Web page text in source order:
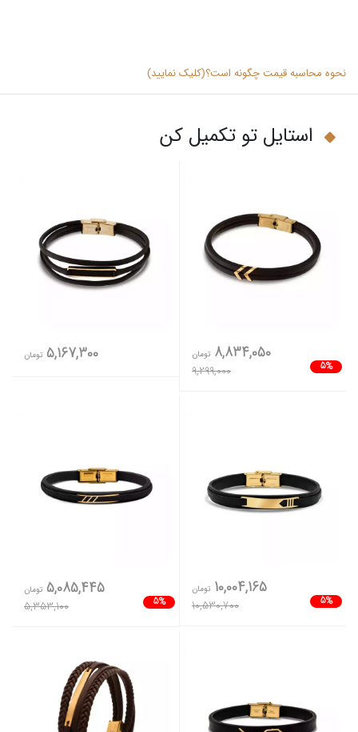
نحوه محاسبه قیمت چگونه است؟(کلیک نمایید)
استایل تو تکمیل کن
5%
8,834,050 تومان
9,299,000
5,167,300 تومان
5%
10,004,165 تومان
10,530,700
5%
5,085,445 تومان
5,353,100